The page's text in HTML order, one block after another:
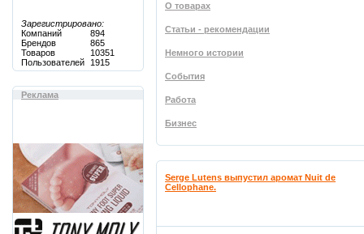
Зарегистрировано:
Компаний
894
Брендов
865
Товаров
10351
Пользователей
1915
Реклама
О товарах
Статьи - рекомендации
Немного истории
События
Работа
Бизнес
Serge Lutens выпустил аромат Nuit de
Cellophane.